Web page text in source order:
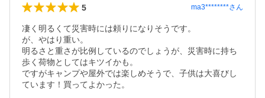
5 ma3********さん
凄く明るくて災害時には頼りになりそうです。
が、やはり重い。
明るさと重さが比例しているのでしょうが、災害時に持ち
歩く荷物としてはキツイかも。
ですがキャンプや屋外では楽しめそうで、子供は大喜びし
ています！買ってよかった。